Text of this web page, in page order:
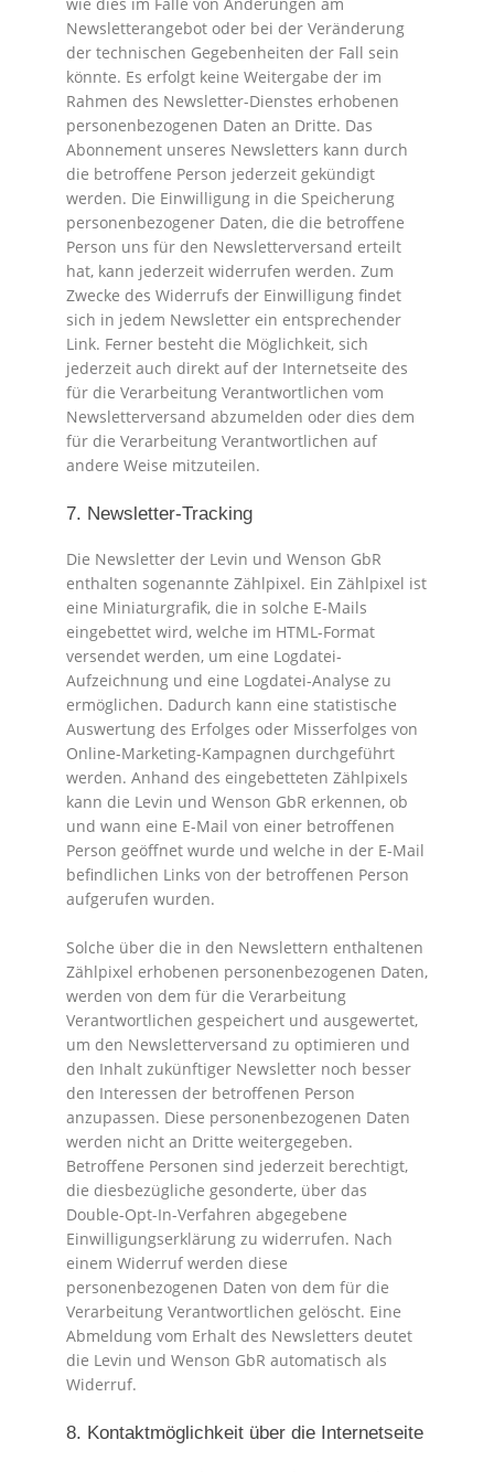
wie dies im Falle von Änderungen am
Newsletterangebot oder bei der Veränderung
der technischen Gegebenheiten der Fall sein
könnte. Es erfolgt keine Weitergabe der im
Rahmen des Newsletter-Dienstes erhobenen
personenbezogenen Daten an Dritte. Das
Abonnement unseres Newsletters kann durch
die betroffene Person jederzeit gekündigt
werden. Die Einwilligung in die Speicherung
personenbezogener Daten, die die betroffene
Person uns für den Newsletterversand erteilt
hat, kann jederzeit widerrufen werden. Zum
Zwecke des Widerrufs der Einwilligung findet
sich in jedem Newsletter ein entsprechender
Link. Ferner besteht die Möglichkeit, sich
jederzeit auch direkt auf der Internetseite des
für die Verarbeitung Verantwortlichen vom
Newsletterversand abzumelden oder dies dem
für die Verarbeitung Verantwortlichen auf
andere Weise mitzuteilen.
7. Newsletter-Tracking
Die Newsletter der Levin und Wenson GbR
enthalten sogenannte Zählpixel. Ein Zählpixel ist
eine Miniaturgrafik, die in solche E-Mails
eingebettet wird, welche im HTML-Format
versendet werden, um eine Logdatei-
Aufzeichnung und eine Logdatei-Analyse zu
ermöglichen. Dadurch kann eine statistische
Auswertung des Erfolges oder Misserfolges von
Online-Marketing-Kampagnen durchgeführt
werden. Anhand des eingebetteten Zählpixels
kann die Levin und Wenson GbR erkennen, ob
und wann eine E-Mail von einer betroffenen
Person geöffnet wurde und welche in der E-Mail
befindlichen Links von der betroffenen Person
aufgerufen wurden.
Solche über die in den Newslettern enthaltenen
Zählpixel erhobenen personenbezogenen Daten,
werden von dem für die Verarbeitung
Verantwortlichen gespeichert und ausgewertet,
um den Newsletterversand zu optimieren und
den Inhalt zukünftiger Newsletter noch besser
den Interessen der betroffenen Person
anzupassen. Diese personenbezogenen Daten
werden nicht an Dritte weitergegeben.
Betroffene Personen sind jederzeit berechtigt,
die diesbezügliche gesonderte, über das
Double-Opt-In-Verfahren abgegebene
Einwilligungserklärung zu widerrufen. Nach
einem Widerruf werden diese
personenbezogenen Daten von dem für die
Verarbeitung Verantwortlichen gelöscht. Eine
Abmeldung vom Erhalt des Newsletters deutet
die Levin und Wenson GbR automatisch als
Widerruf.
8. Kontaktmöglichkeit über die Internetseite